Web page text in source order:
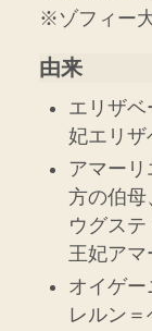
※ゾフィー
由来
エリザ
妃エリザ
アマー
方の伯母
ウグス
王妃アマ
オイゲー
レルン